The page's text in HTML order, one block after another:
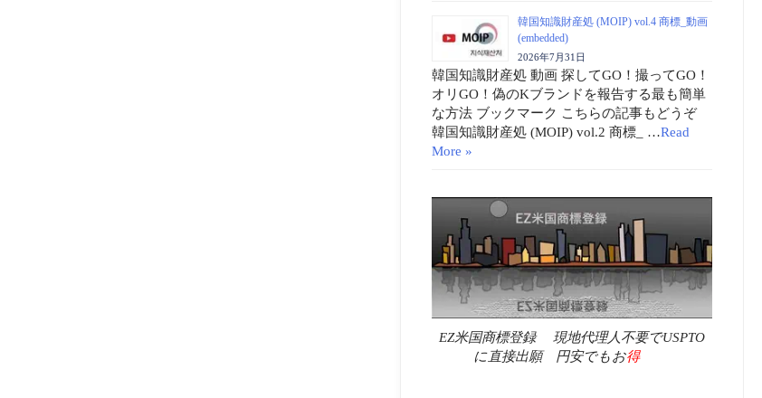
韓国知識財産処 (MOIP) vol.4 商標_動画
(embedded)
2026年7月31日
韓国知識財産処 動画 探してGO！撮ってGO！
オリGO！偽のKブランドを報告する最も簡単
な方法 ブックマーク こちらの記事もどうぞ
韓国知識財産処 (MOIP) vol.2 商標_ …Read
More »
EZ米国商標登録 現地代理人不要でUSPTO
に直接出願 円安でもお得